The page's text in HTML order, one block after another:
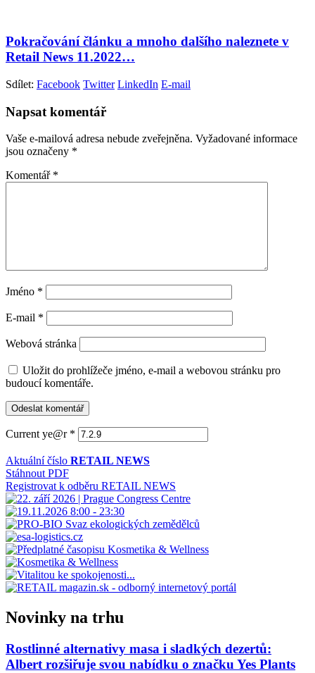
Pokračování článku a mnoho dalšího naleznete v
Retail News 11.2022…
Sdílet: Facebook Twitter LinkedIn E-mail
Napsat komentář
Vaše e-mailová adresa nebude zveřejněna. Vyžadované informace
jsou označeny *
Komentář *
Jméno *
E-mail *
Webová stránka
Uložit do prohlížeče jméno, e-mail a webovou stránku pro
budoucí komentáře.
Current ye@r *
Aktuální číslo RETAIL NEWS
Stáhnout PDF
Registrovat k odběru RETAIL NEWS
Novinky na trhu
Rostlinné alternativy masa i sladkých dezertů:
Albert rozšiřuje svou nabídku o značku Yes Plants